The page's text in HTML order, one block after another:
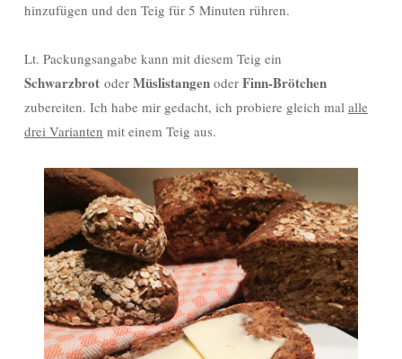
hinzufügen und den Teig für 5 Minuten rühren.
Lt. Packungsangabe kann mit diesem Teig ein
Schwarzbrot oder Müslistangen oder Finn-Brötchen
zubereiten. Ich habe mir gedacht, ich probiere gleich mal alle
drei Varianten mit einem Teig aus.